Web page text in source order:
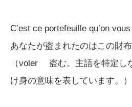
C’est ce portefeuille qu’on
あなたが盗まれたのはこの財
（voler 盗む。主語を特定
け身の意味を表しています。）